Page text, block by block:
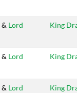
& Lord
King
& Lord
King
& Lord
King